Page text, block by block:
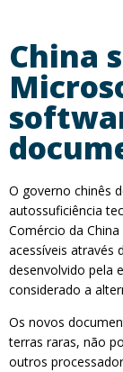
China
O governo chinês
autossuficiência
Comércio da
acessíveis através
desenvolvido pela
considerado a
Os novos
terras raras, não
outros